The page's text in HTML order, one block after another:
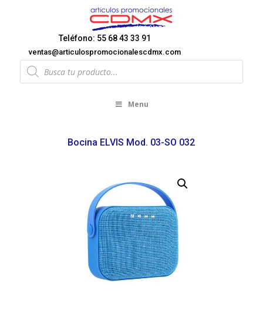
Teléfono: 55 68 43 33 91
ventas@articulospromocionalescdmx.com
Products
search
Menu
Bocina ELVIS Mod. 03-SO 032